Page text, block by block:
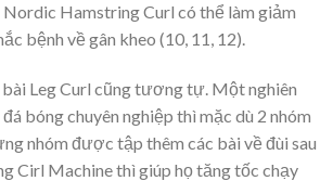
Nordic Hamstring Curl có thể làm giảm
bệnh về gân kheo (10, 11, 12).
bài Leg Curl cũng tương tự. Một nghiên
bóng chuyên nghiệp thì mặc dù 2 nhóm
nhóm được tập thêm các bài về đùi sau
Cirl Machine thì giúp họ tăng tốc chạy